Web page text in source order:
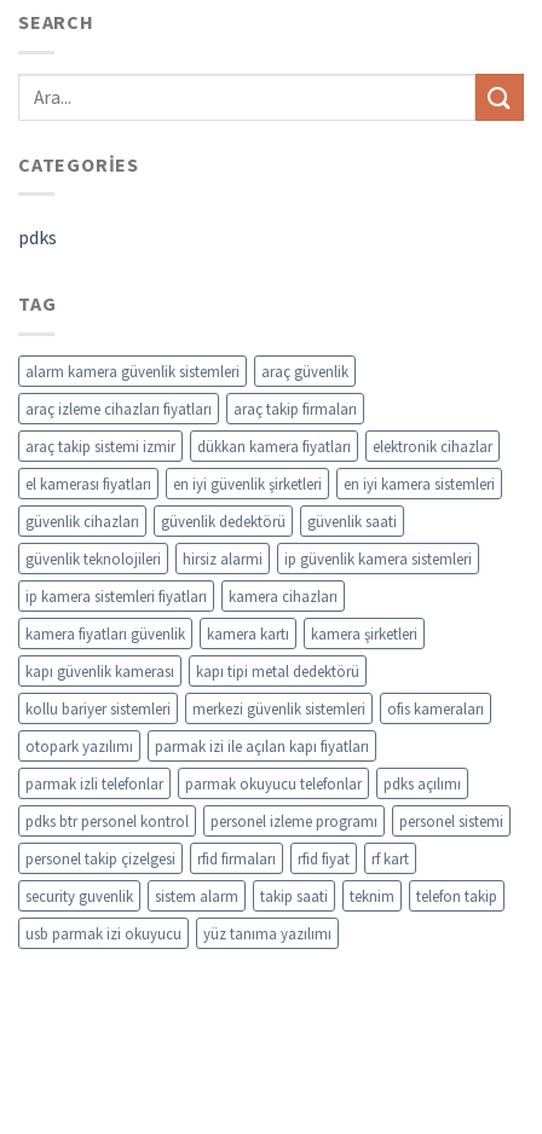
SEARCH
CATEGORIES
pdks
TAG
alarm kamera güvenlik sistemleri
araç güvenlik
araç izleme cihazları fiyatları
araç takip firmaları
araç takip sistemi izmir
dükkan kamera fiyatları
elektronik cihazlar
el kamerası fiyatları
en iyi güvenlik şirketleri
en iyi kamera sistemleri
güvenlik cihazları
güvenlik dedektörü
güvenlik saati
güvenlik teknolojileri
hirsiz alarmi
ip güvenlik kamera sistemleri
ip kamera sistemleri fiyatları
kamera cihazları
kamera fiyatları güvenlik
kamera kartı
kamera şirketleri
kapı güvenlik kamerası
kapı tipi metal dedektörü
kollu bariyer sistemleri
merkezi güvenlik sistemleri
ofis kameraları
otopark yazılımı
parmak izi ile açılan kapı fiyatları
parmak izli telefonlar
parmak okuyucu telefonlar
pdks açılımı
pdks btr personel kontrol
personel izleme programı
personel sistemi
personel takip çizelgesi
rfid firmaları rfid fiyat
rf kart
security guvenlik
sistem alarm takip saati teknim
telefon takip
usb parmak izi okuyucu
yüz tanıma yazılımı